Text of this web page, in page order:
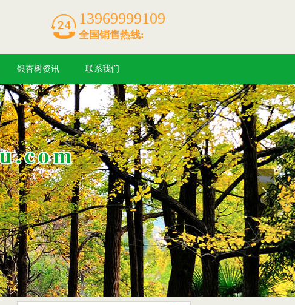
13969999109
全国销售热线:
银杏树资讯 联系我们
下一